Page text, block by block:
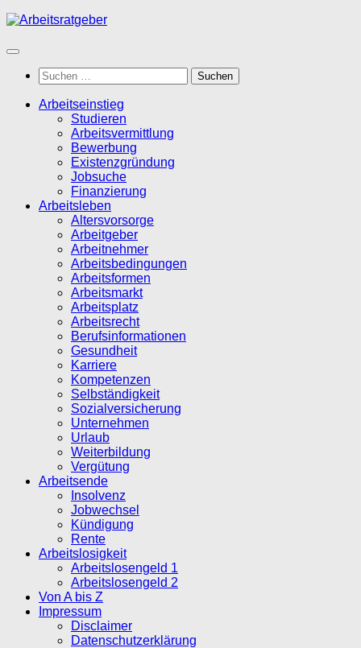
Zum
springen
Suchen
nach:
Arbeitseinstieg
Studieren
Arbeitsvermittlung
Bewerbung
Existenzgründung
Jobsuche
Finanzierung
Arbeitsleben
Altersvorsorge
Arbeitgeber
Arbeitnehmer
Arbeitsbedingungen
Arbeitsformen
Arbeitsmarkt
Arbeitsplatz
Arbeitsrecht
Berufsinformationen
Gesundheit
Karriere
Kompetenzen
Selbständigkeit
Sozialversicherung
Unternehmen
Urlaub
Weiterbildung
Vergütung
Arbeitsende
Insolvenz
Jobwechsel
Kündigung
Rente
Arbeitslosigkeit
Arbeitslosengeld 1
Arbeitslosengeld 2
Von A bis Z
Impressum
Disclaimer
Datenschutzerklärung